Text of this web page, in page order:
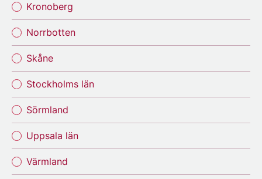
Kronoberg
Norrbotten
Skåne
Stockholms län
Sörmland
Uppsala län
Värmland